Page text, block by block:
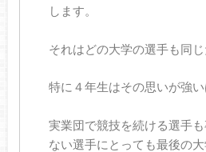
します。
それはどの大学の選手も同じ
特に４年生はその思いが強い
実業団で競技を続ける選手
ない選手にとっても最後の